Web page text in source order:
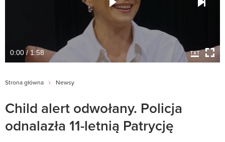
0:00 / 1:58
Strona główna Newsy
Child alert odwołany. Policja
odnalazła 11-letnią Patrycję